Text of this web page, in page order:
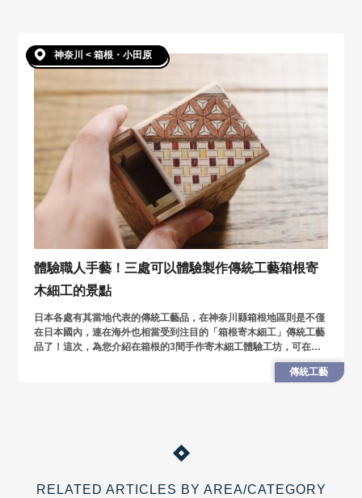
神奈川 < 箱根・小田原
體驗職人手藝！三處可以體驗製作傳統工藝箱根寄
木細工的景點
日本各處有其當地代表的傳統工藝品，在神奈川縣箱根地區則是不僅
在日本國內，連在海外也相當受到注目的「箱根寄木細工」傳統工藝
品了！這次，為您介紹在箱根的3間手作寄木細工體驗工坊，可在此
見識和學習到職人們傳承下來的傳統工藝製作過程的魅力哦！
傳統工藝
RELATED ARTICLES BY AREA/CATEGORY